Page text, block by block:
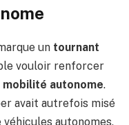
un tournant
vouloir renforcer
mobilité autonome.
avait autrefois misé
autonomes,